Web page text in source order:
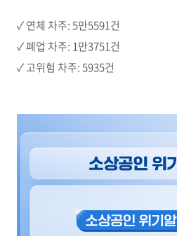
✓ 연체 차주: 5만5591건
✓ 폐업 차주: 1만3751건
✓ 고위험 차주: 5935건